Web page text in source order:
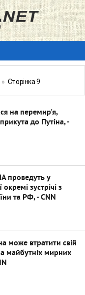
» Сторінка 9
на перемир'я,
до Путіна, -
проведуть у
окремі зустрічі з
та РФ, - CNN
може втратити свій
майбутніх мирних